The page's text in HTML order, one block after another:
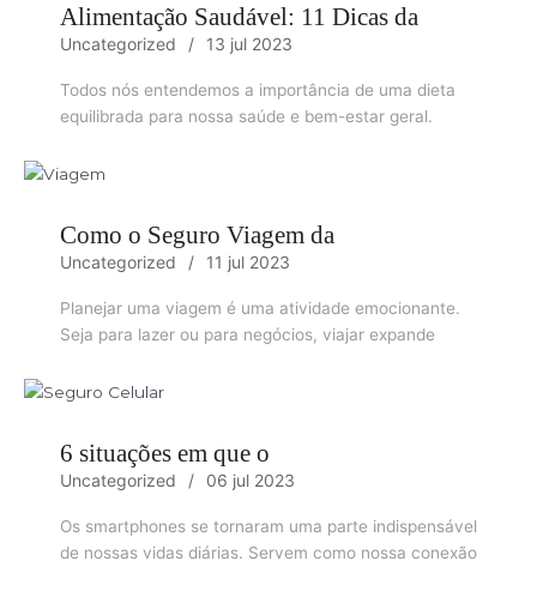
Alimentação Saudável: 11 Dicas da
Uncategorized 13 jul 2023
Todos nós entendemos a importância de uma dieta
equilibrada para nossa saúde e bem-estar geral.
Como o Seguro Viagem da
Uncategorized 11 jul 2023
Planejar uma viagem é uma atividade emocionante.
Seja para lazer ou para negócios, viajar expande
6 situações em que o
Uncategorized 06 jul 2023
Os smartphones se tornaram uma parte indispensável
de nossas vidas diárias. Servem como nossa conexão